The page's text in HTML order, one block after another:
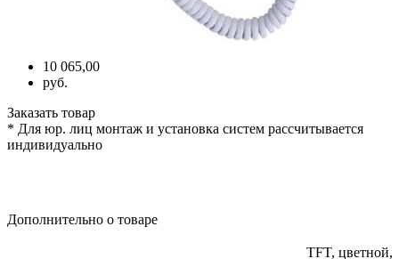
10 065,00
руб.
Заказать товар
* Для юр. лиц монтаж и установка систем рассчитывается
индивидуально
Дополнительно о товаре
TFT, цветной,